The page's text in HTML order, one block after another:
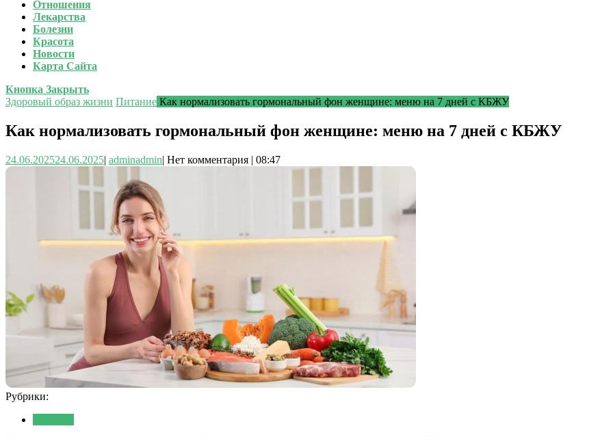
Отношения
Лекарства
Болезни
Красота
Новости
Карта Сайта
Кнопка Закрыть
Здоровый образ жизни Питание Как нормализовать гормональный фон женщине: меню на 7 дней с КБЖУ
Как нормализовать гормональный фон женщине: меню на 7 дней с КБЖУ
24.06.202524.06.2025| adminadmin| Нет комментария | 08:47
Рубрики: